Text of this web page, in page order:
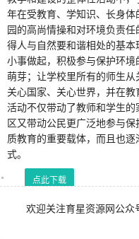
年在受教育、学知识、长身
园的高尚情操和对环境负责
得人与自然要和谐相处的基
小事做起，积极参与保护环
萌芽；让学校里所有的师生从
关心国家、关心世界，并在
活动不仅带动了教师和学生
区又带动公民更广泛地参与
质教育的重要载体，而且也
式。
点此下载
欢迎关注育星资源网公众